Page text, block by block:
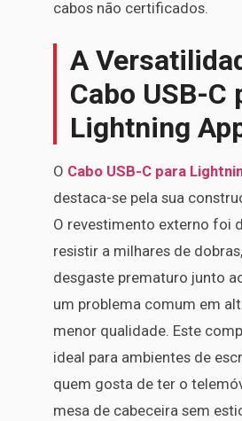
cabos não certificados.
A
Cabo USB-C
Lightning
O Cabo USB-C para
destaca-se pela sua
O revestimento externo foi
resistir a milhares de
desgaste prematuro junto
um problema comum em
menor qualidade. Este
ideal para ambientes de
quem gosta de ter o
mesa de cabeceira sem